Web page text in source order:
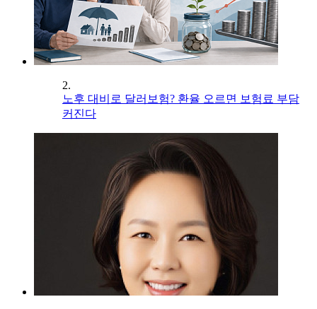
2.
노후 대비로 달러보험? 환율 오르면 보험료 부담
커진다